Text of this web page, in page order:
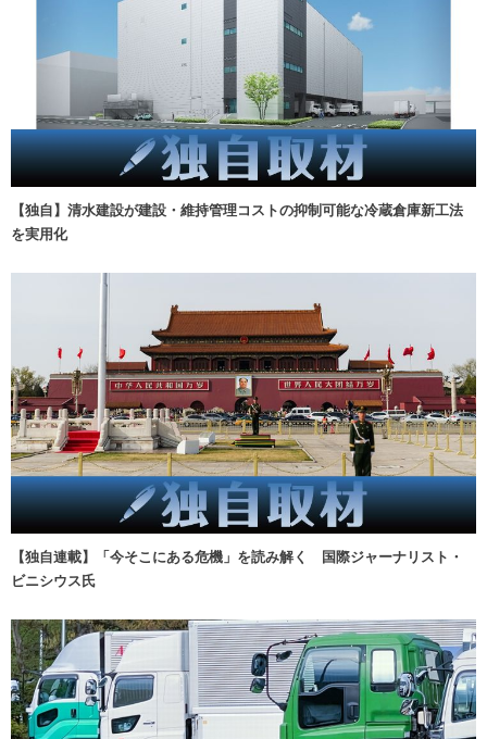
【独自】清水建設が建設・維持管理コストの抑制可能な冷蔵倉庫新工法
を実用化
【独自連載】「今そこにある危機」を読み解く 国際ジャーナリスト・
ビニシウス氏